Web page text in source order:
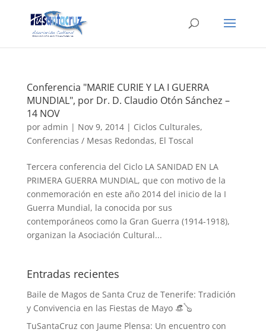
Conferencia "MARIE CURIE Y LA I GUERRA
MUNDIAL", por Dr. D. Claudio Otón Sánchez –
14 NOV
por admin | Nov 9, 2014| Ciclos Culturales,
Conferencias / Mesas Redondas, El Toscal
Tercera conferencia del Ciclo LA SANIDAD EN LA
PRIMERA GUERRA MUNDIAL, que con motivo de la
conmemoración en este año 2014 del inicio de la I
Guerra Mundial, la conocida por sus
contemporáneos como la Gran Guerra (1914-1918),
organizan la Asociación Cultural...
Entradas recientes
Baile de Magos de Santa Cruz de Tenerife: Tradición
y Convivencia en las Fiestas de Mayo 👒🪕
TuSantaCruz con Jaume Plensa: Un encuentro con